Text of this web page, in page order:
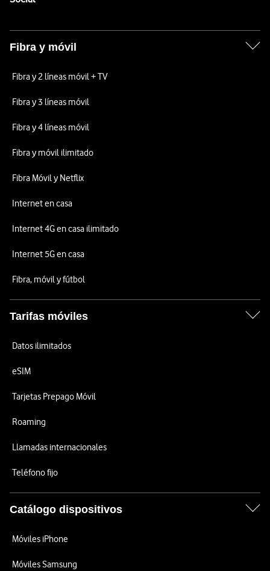
Fibra y móvil
Fibra y 2 líneas móvil + TV
Fibra y 3 líneas móvil
Fibra y 4 líneas móvil
Fibra y móvil ilimitado
Fibra Móvil y Netflix
Internet en casa
Internet 4G en casa ilimitado
Internet 5G en casa
Fibra, móvil y fútbol
Tarifas móviles
Datos ilimitados
eSIM
Tarjetas Prepago Móvil
Roaming
Llamadas internacionales
Teléfono fijo
Catálogo dispositivos
Móviles iPhone
Móviles Samsung